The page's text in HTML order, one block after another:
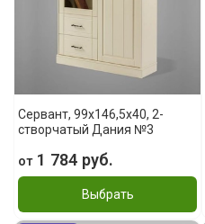
Сервант, 99x146,5x40, 2-
створчатый Дания №3
от1 784 руб.
Выбрать